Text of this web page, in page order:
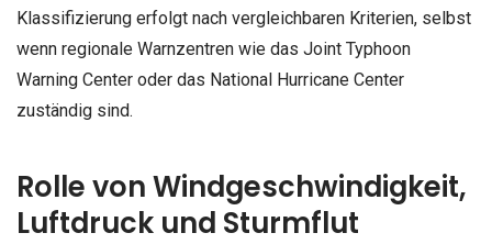
Klassifizierung erfolgt nach vergleichbaren Kriterien, selbst
wenn regionale Warnzentren wie das Joint Typhoon
Warning Center oder das National Hurricane Center
zuständig sind.
Rolle von Windgeschwindigkeit,
Luftdruck und Sturmflut